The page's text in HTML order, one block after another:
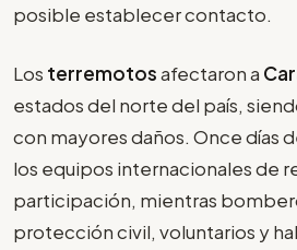
posible establecer contacto.
Los terremotosafectaron a
estados del norte del país,
con mayores daños. Once días
los equipos internacionales de
participación, mientras
protección civil, voluntarios y